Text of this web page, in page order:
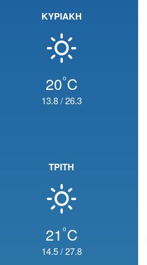
ΚΥΡΙΑΚΗ
20°C
13.8/26.3
ΤΡΙΤΗ
21 °C
14.5/27.8